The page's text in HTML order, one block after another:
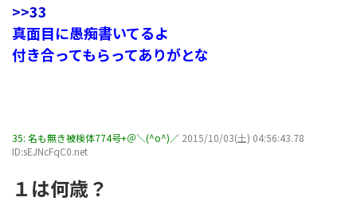
>>33
真面目に愚痴書いてるよ
付き合ってもらってありがとな
35: 名も無き被検体774号+＠＼(^o^)／ 2015/10/03(土) 04:56:43.78
ID:sEJNcFqC0.net
１は何歳？